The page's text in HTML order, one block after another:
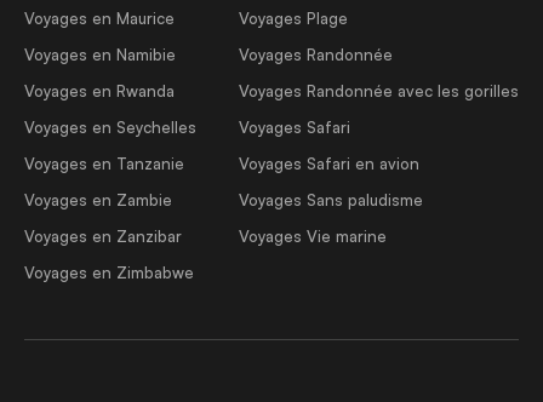
Voyages en Maurice
Voyages en Namibie
Voyages en Rwanda
Voyages en Seychelles
Voyages en Tanzanie
Voyages en Zambie
Voyages en Zanzibar
Voyages en Zimbabwe
Voyages Plage
Voyages Randonnée
Voyages Randonnée avec les gorilles
Voyages Safari
Voyages Safari en avion
Voyages Sans paludisme
Voyages Vie marine